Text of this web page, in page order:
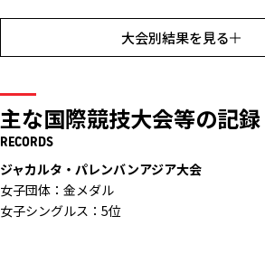
大会別結果を見る
主な国際競技大会等の記録
RECORDS
ジャカルタ・パレンバンアジア大会
女子団体：金メダル
女子シングルス：5位